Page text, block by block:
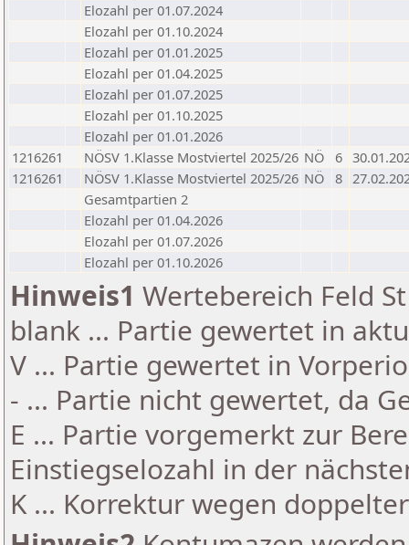
Elozahl per 01.07.2024
Elozahl per 01.10.2024
Elozahl per 01.01.2025
Elozahl per 01.04.2025
Elozahl per 01.07.2025
Elozahl per 01.10.2025
Elozahl per 01.01.2026
1216261
NÖSV 1.Klasse Mostviertel 2025/26 NÖ 6
1216261
NÖSV 1.Klasse Mostviertel 2025/26 NÖ 8
Gesamtpartien 2
Elozahl per 01.04.2026
Elozahl per 01.07.2026
Elozahl per 01.10.2026
Hinweis1 Wertebereich Feld
blank ... Partie gewertet in
V ... Partie gewertet in
- ... Partie nicht gewertet, da
E ... Partie vorgemerkt zur
Einstiegselozahl in der
K ... Korrektur wegen